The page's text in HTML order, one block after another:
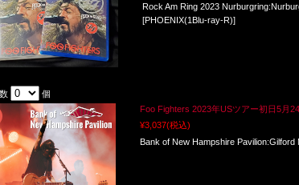
Rock Am Ring 2023
[PHOENIX(1Blu-ray-R)]
個
Foo Fighters 2023年USツアー初日5月
¥3,037(税込)
Bank of New Hampshire